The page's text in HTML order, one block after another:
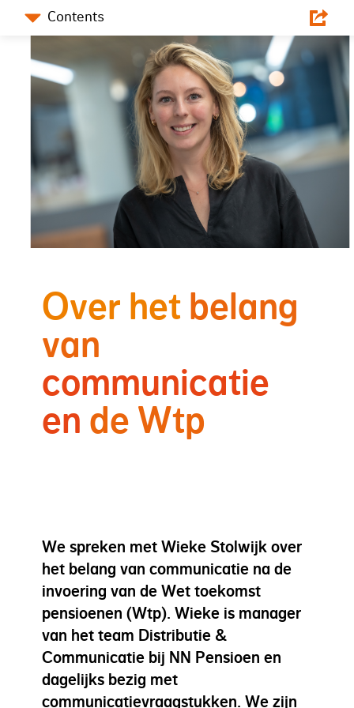
Over het belang
van
communicatie
en de Wtp
We spreken met Wieke Stolwijk over
het belang van communicatie na de
invoering van de Wet toekomst
pensioenen (Wtp). Wieke is manager
van het team Distributie &
Communicatie bij NN Pensioen en
dagelijks bezig met
communicatievraagstukken. We zijn
Deel dit artikel
Facebook
Twitter
LinkedIn
Contents